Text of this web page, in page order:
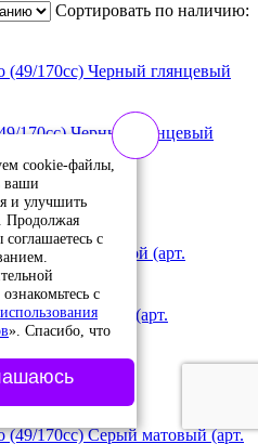
Сортировать по наличию:
170cc) Черный глянцевый
170cc) Золотой (арт.
cookie-файлы,
ваши
и улучшить
Продолжая
с
с
». Спасибо, что